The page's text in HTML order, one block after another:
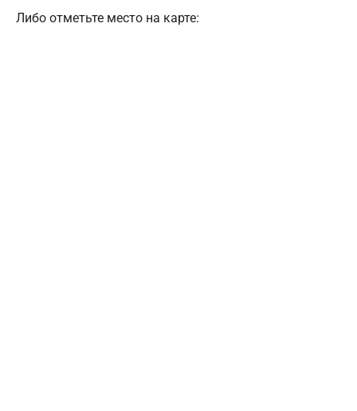
Либо отметьте место на карте: